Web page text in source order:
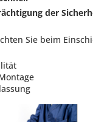
der
Sie beim